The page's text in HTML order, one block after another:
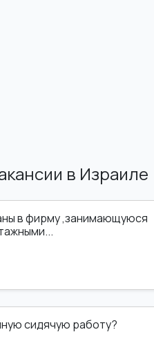
в Израиле
в фирму ,занимающуюся
сидячую работу?